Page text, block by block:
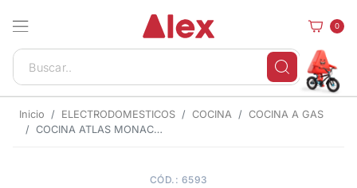
0
Inicio ELECTRODOMESTICOS COCINA
COCINA A GAS
COCINA ATLAS MONACO 5H PLUS INOX
CÓD.: 6593